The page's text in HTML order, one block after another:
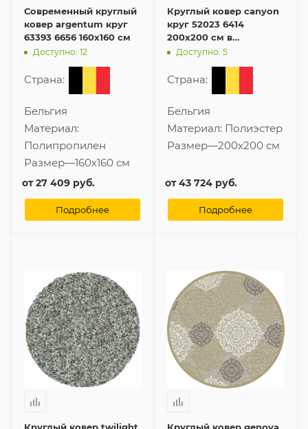
Современный круглый
ковер argentum круг
63393 6656 160x160 см
Доступно: 12
Страна:
Бельгия
Материал:
Полипропилен
Размер—160x160 см
от27 409 руб.
Подробнее
Круглый ковер canyon
круг 52023 6414
200x200 см в
современном стиле
Доступно: 5
Страна:
Бельгия
Материал: Полиэстер
Размер—200x200 см
от43 724 руб.
Подробнее